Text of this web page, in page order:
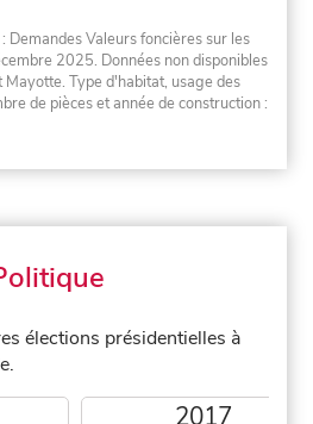
Demandes Valeurs foncières sur les
2025. Données non disponibles
Type d'habitat, usage des
de pièces et année de construction :
élections présidentielles à
2017